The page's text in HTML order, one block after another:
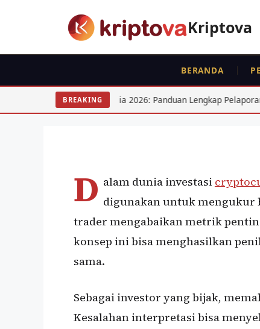
Kriptova
BERANDA
BREAKING
Indonesia 2026: Panduan Lengkap Pelaporan SPT 15
ISTILAH
Market Cap
Apa Bedanya?
D alam dunia investasi
digunakan untuk mengukur
trader mengabaikan metrik
konsep ini bisa menghasilkan
sama.
Sebagai investor yang bijak,
Kesalahan interpretasi bisa